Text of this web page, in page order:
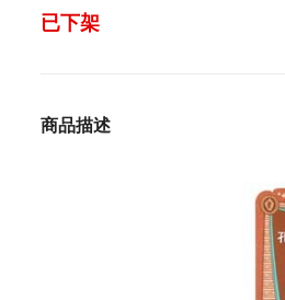
已下架
商品描述